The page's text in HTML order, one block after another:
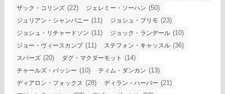
ザック・コリンズ (22) ジェレミー・ソーハン (50)
ジュリアン・シャンパニー (11) ジョシュ・プリモ (23)
ジョシュ・リチャードソン (11) ジョック・ランデール (10)
ジョー・ヴィースカンプ(11) ステフォン・キャッスル (36)
スパーズ (20) ダグ・マクダーモット (14)
チャールズ・バッシー (10) ティム・ダンカン (13)
ディアロン・フォックス (28) ディラン・ハーパー (21)